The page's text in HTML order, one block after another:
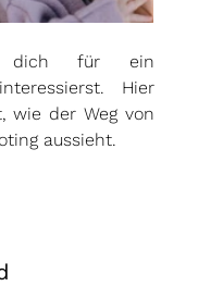
dich für ein
Hier
wie der Weg von
aussieht.